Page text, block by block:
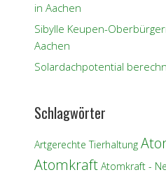
in Aachen
Sibylle Keupen-
Aachen
Solardachpotential
Schlagwörter
Artgerechte Tierhaltung
Atomkraft Atomkraft -